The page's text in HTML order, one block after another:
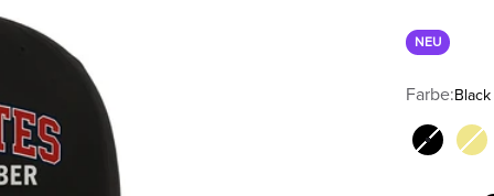
NEU
Farbe:Black
Black